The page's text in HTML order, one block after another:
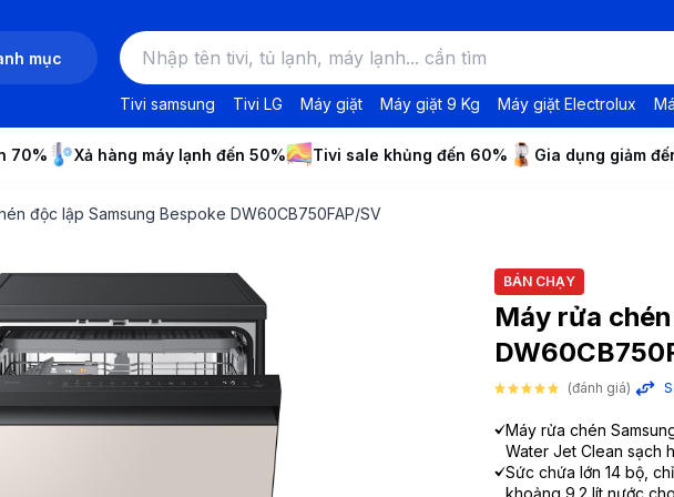
mục
Tivi samsung Tivi LG Máy giặt Máy giặt 9 Kg Máy giặt Electrolux
70% Xả hàng máy lạnh đến 50% Tivi sale khủng đến 60% Gia dụng giảm
độc lập Samsung Bespoke DW60CB750FAP/SV
BÁN CHẠY
Máy rửa
(đánh giá)
Máy rửa chén
Water Jet Clean sạch
Sức chứa lớn 14 bộ,
khoảng 9.2 lít nước